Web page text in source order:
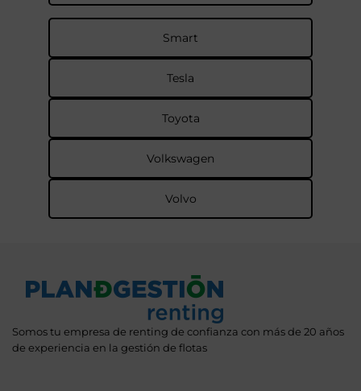
Smart
Tesla
Toyota
Volkswagen
Volvo
Somos tu empresa de renting de confianza con más de 20 años
de experiencia en la gestión de flotas